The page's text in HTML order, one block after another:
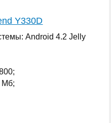
Y330D
Android 4.2 Jelly
Мб;